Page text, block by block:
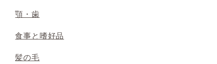
顎・歯
食事と嗜好品
髪の毛